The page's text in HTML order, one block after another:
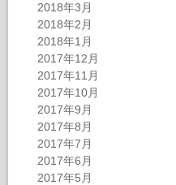
2018年3月
2018年2月
2018年1月
2017年12月
2017年11月
2017年10月
2017年9月
2017年8月
2017年7月
2017年6月
2017年5月